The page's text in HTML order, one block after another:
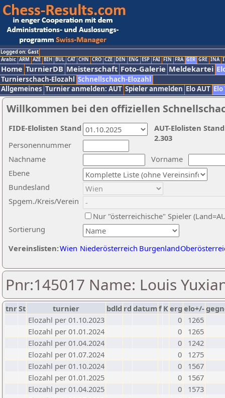
Logged on: Gast
Arabic ARM AZE BIH BUL CAT CHN CRO CZE DEN ENG ESP FAI FIN FRA GER GRE INA
Home TurnierDB Meisterschaft Foto-Galerie Meldekartei
Turnierschach-Elozahl Schnellschach-Elozahl
Allgemeines Turnier anmelden: AUT Spieler anmelden Elo AUT
Willkommen bei den offiziellen
Nachname
Vorname
Ebene
Sortierung
Personennummer
Bundesland
Spgem./Kreis/Verein
Nur "österreichische" Spieler
Vereinslisten:Wien Niederösterreich Burgenland
AUT-Elolisten
2.303
FIDE-Elolisten Stand
Pnr:145017 Name: Louis
tnrSt turnier bdld rd datumf Kerg elo+/-
Elozahl per 01.10.2023
0
1265
Elozahl per 01.01.2024
0
1265
Elozahl per 01.04.2024
0
1242
Elozahl per 01.07.2024
0
1275
Elozahl per 01.10.2024
0
1567
Elozahl per 01.01.2025
0
1567
Elozahl per 01.04.2025
0
1573